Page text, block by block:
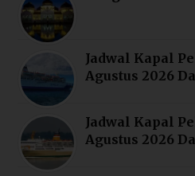
Jadwal Kapal
Agustus 2026
Jadwal Kapal
Agustus 2026